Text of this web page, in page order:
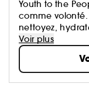
Youth to the
comme volonté.
nettoyez,
être aussi
votre corps. La
et aliments,
Voir plus